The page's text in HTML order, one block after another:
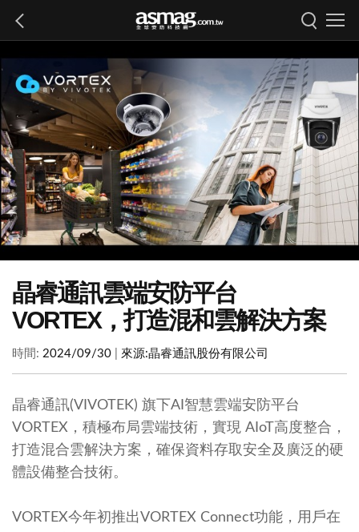
晶睿通訊雲端安防平台
VORTEX，打造混和雲解決方案
時間: 2024/09/30 來源:晶睿通訊股份有限公司
晶睿通訊(VIVOTEK) 旗下AI智慧雲端安防平台
VORTEX，積極布局雲端技術，實現 AIoT高度整合，
打造混合雲解決方案，確保資料存取安全及廣泛的硬
體設備整合技術。
VORTEX今年初推出VORTEX Connect功能，用戶在